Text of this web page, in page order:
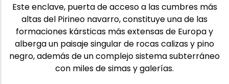
Este enclave, puerta de acceso a las cumbres más
altas del Pirineo navarro, constituye una de las
formaciones kársticas más extensas de Europa y
alberga un paisaje singular de rocas calizas y pino
negro, además de un complejo sistema subterráneo
con miles de simas y galerías.